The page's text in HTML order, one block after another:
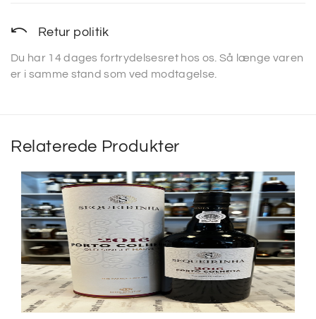
Retur politik
Du har 14 dages fortrydelsesret hos os. Så længe varen
er i samme stand som ved modtagelse.
Relaterede Produkter